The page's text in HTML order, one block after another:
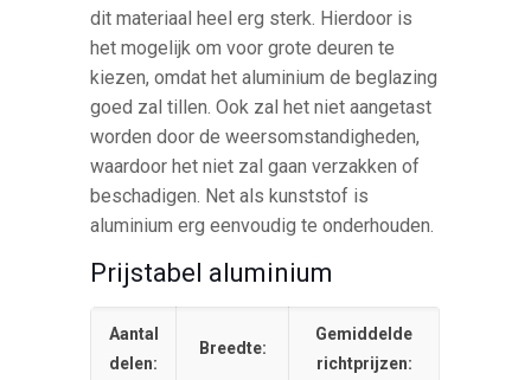
dit materiaal heel erg sterk. Hierdoor is
het mogelijk om voor grote deuren te
kiezen, omdat het aluminium de beglazing
goed zal tillen. Ook zal het niet aangetast
worden door de weersomstandigheden,
waardoor het niet zal gaan verzakken of
beschadigen. Net als kunststof is
aluminium erg eenvoudig te onderhouden.
Prijstabel aluminium
Aantal
delen:
Breedte:
Gemiddelde
richtprijzen: